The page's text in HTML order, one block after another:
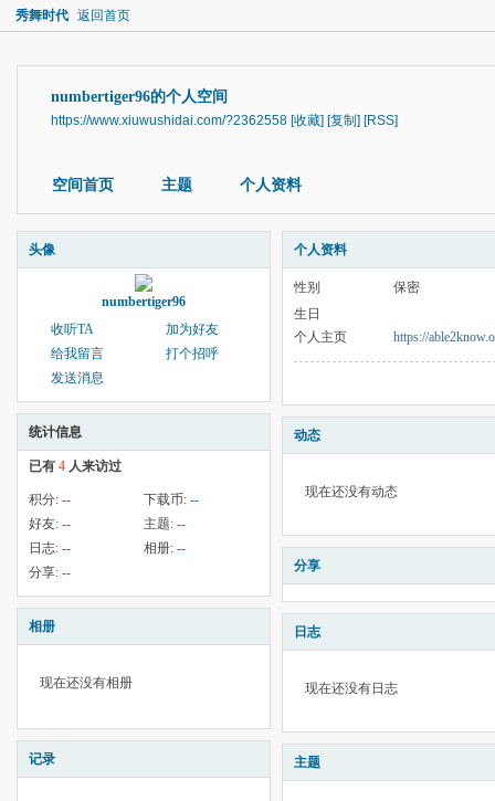
秀舞时代 返回首页
numbertiger96的个人空间
https://www.xiuwushidai.com/?2362558 [收藏] [复制] [RSS]
空间首页 主题 个人资料
头像
numbertiger96
收听TA
加为好友
给我留言
打个招呼
发送消息
统计信息
已有 4 人来访过
积分: -- 下载币: --
好友: -- 主题: --
日志: -- 相册: --
分享: --
相册
现在还没有相册
记录
个人资料
性别
保密
生日
个人主页
https://
动态
现在还没有动态
分享
日志
现在还没有日志
主题